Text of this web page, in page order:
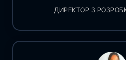
ДИРЕКТОР З